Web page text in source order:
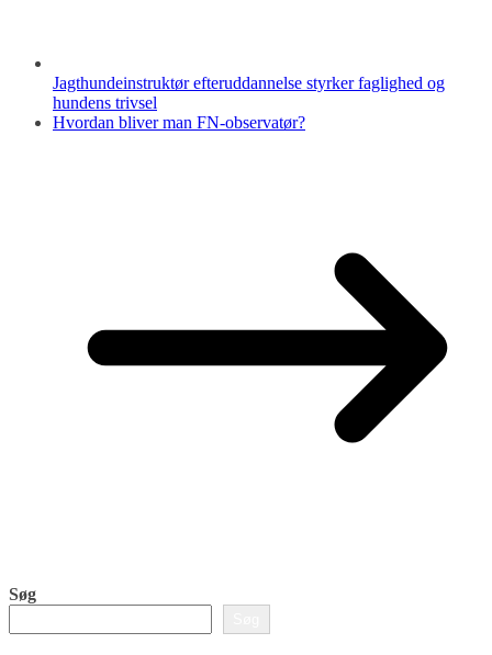
Jagthundeinstruktør efteruddannelse styrker faglighed og
hundens trivsel
Hvordan bliver man FN-observatør?
Søg